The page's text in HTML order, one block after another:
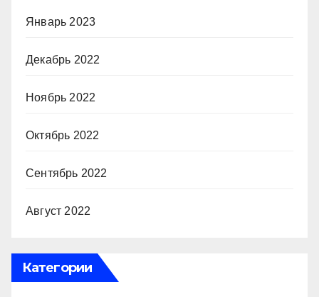
Январь 2023
Декабрь 2022
Ноябрь 2022
Октябрь 2022
Сентябрь 2022
Август 2022
Категории